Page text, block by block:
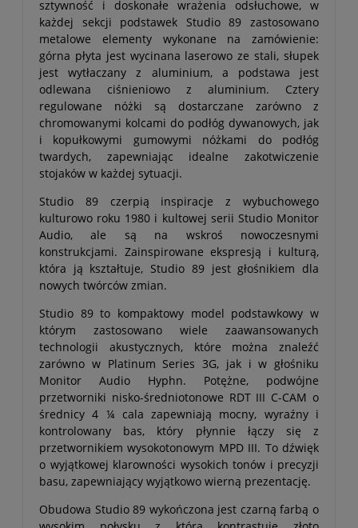
sztywność i doskonałe wrażenia odsłuchowe, w
każdej sekcji podstawek Studio 89 zastosowano
metalowe elementy wykonane na zamówienie:
górna płyta jest wycinana laserowo ze stali, słupek
jest wytłaczany z aluminium, a podstawa jest
odlewana ciśnieniowo z aluminium. Cztery
regulowane nóżki są dostarczane zarówno z
chromowanymi kolcami do podłóg dywanowych, jak
i kopułkowymi gumowymi nóżkami do podłóg
twardych, zapewniając idealne zakotwiczenie
stojaków w każdej sytuacji.
Studio 89 czerpią inspiracje z wybuchowego
kulturowo roku 1980 i kultowej serii Studio Monitor
Audio, ale są na wskroś nowoczesnymi
konstrukcjami. Zainspirowane ekspresją i kulturą,
która ją kształtuje, Studio 89 jest głośnikiem dla
nowych twórców zmian.
Studio 89 to kompaktowy model podstawkowy w
którym zastosowano wiele zaawansowanych
technologii akustycznych, które można znaleźć
zarówno w Platinum Series 3G, jak i w głośniku
Monitor Audio Hyphn. Potężne, podwójne
przetworniki nisko-średniotonowe RDT III C-CAM o
średnicy 4 ¼ cala zapewniają mocny, wyraźny i
kontrolowany bas, który płynnie łączy się z
przetwornikiem wysokotonowym MPD III. To dźwięk
o wyjątkowej klarowności wysokich tonów i precyzji
basu, zapewniający wyjątkowo wierną prezentację.
Obudowa Studio 89 wykończona jest czarną farbą o